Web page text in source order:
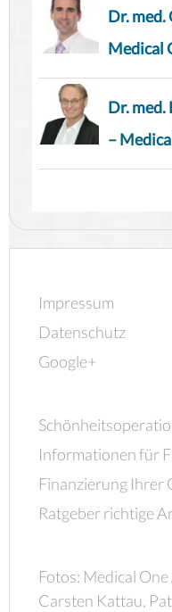
Dr. med.
Medical
Dr.
–
Impressum
Datenschutz
Google+
Informationen für
Finanzierung Ihrer
Ratgeber richtige
Fotos: Medical
Carsten Kattau,